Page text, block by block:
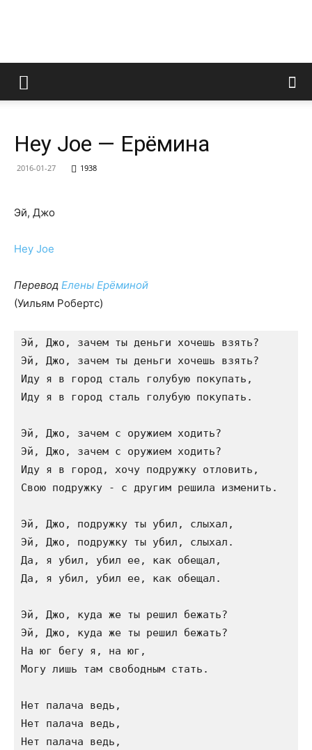
LedZeppelin.Ru
Hey Joe — Ерёмина
2016-01-27 1938
Эй, Джо
Hey Joe
Перевод Елены Ерёминой
(Уильям Робертс)
Эй, Джо, зачем ты деньги хочешь взять?
Эй, Джо, зачем ты деньги хочешь взять?
Иду я в город сталь голубую покупать,
Иду я в город сталь голубую покупать.
Эй, Джо, зачем с оружием ходить?
Эй, Джо, зачем с оружием ходить?
Иду я в город, хочу подружку отловить,
Свою подружку - с другим решила изменить.
Эй, Джо, подружку ты убил, слыхал,
Эй, Джо, подружку ты убил, слыхал.
Да, я убил, убил ее, как обещал,
Да, я убил, убил ее, как обещал.
Эй, Джо, куда же ты решил бежать?
Эй, Джо, куда же ты решил бежать?
На юг бегу я, на юг,
Могу лишь там свободным стать.
Нет палача ведь,
Нет палача ведь,
Нет палача ведь,